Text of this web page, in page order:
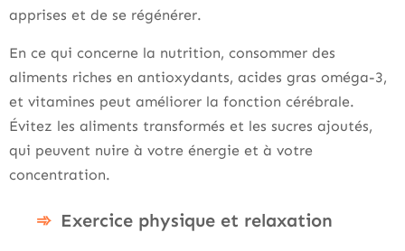
apprises et de se régénérer.
En ce qui concerne la nutrition, consommer des
aliments riches en antioxydants, acides gras oméga-3,
et vitamines peut améliorer la fonction cérébrale.
Évitez les aliments transformés et les sucres ajoutés,
qui peuvent nuire à votre énergie et à votre
concentration.
Exercice physique et relaxation